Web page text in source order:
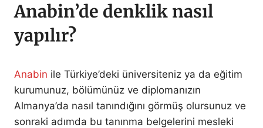
Anabin’de denklik nasıl
yapılır?
Anabin ile Türkiye’deki üniversiteniz ya da eğitim
kurumunuz, bölümünüz ve diplomanızın
Almanya’da nasıl tanındığını görmüş olursunuz ve
sonraki adımda bu tanınma belgelerini mesleki